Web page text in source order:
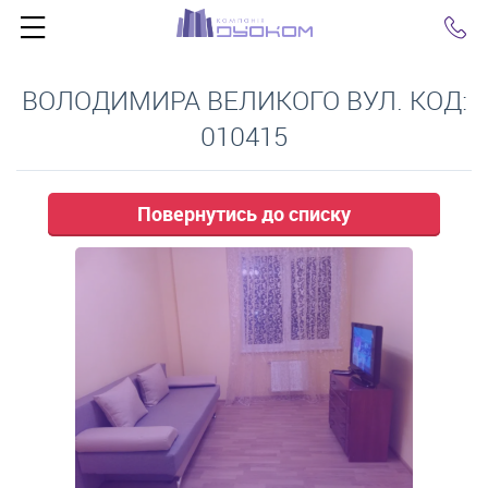
ВОЛОДИМИРА ВЕЛИКОГО ВУЛ. КОД:
010415
Повернутись до списку